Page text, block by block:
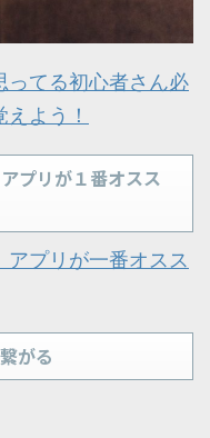
ってる初心者さん必
よう！
プリが１番オスス
プリが一番オスス
がる